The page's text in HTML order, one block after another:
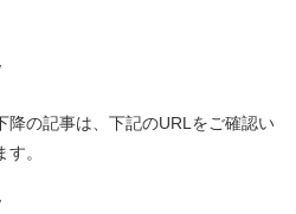
降の記事は、下記のURLをご確認い
。